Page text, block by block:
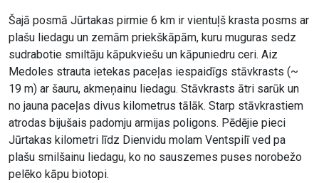
Šajā posmā Jūrtakas pirmie 6 km ir vientuļš krasta posms ar
plašu liedagu un zemām priekškāpām, kuru muguras sedz
sudrabotie smiltāju kāpukviešu un kāpuniedru ceri. Aiz
Medoles strauta ietekas paceļas iespaidīgs stāvkrasts (~
19 m) ar šauru, akmeņainu liedagu. Stāvkrasts ātri sarūk un
no jauna paceļas divus kilometrus tālāk. Starp stāvkrastiem
atrodas bijušais padomju armijas poligons. Pēdējie pieci
Jūrtakas kilometri līdz Dienvidu molam Ventspilī ved pa
plašu smilšainu liedagu, ko no sauszemes puses norobežo
pelēko kāpu biotopi.